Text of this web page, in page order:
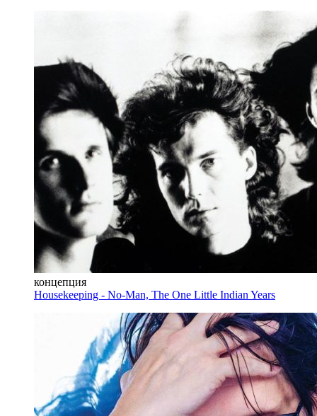
концепция
Housekeeping - No-Man, The One Little Indian Years